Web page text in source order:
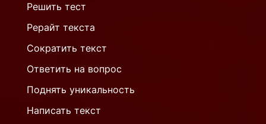
Решить тест
Рерайт текста
Сократить текст
Ответить на вопрос
Поднять уникальность
Написать текст